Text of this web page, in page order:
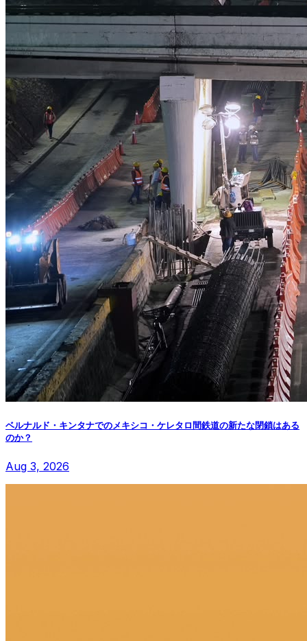
ベルナルド・キンタナでのメキシコ・ケレタロ間鉄道の新たな閉鎖はある
のか？
Aug 3, 2026